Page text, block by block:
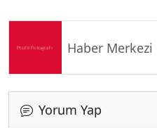
Haber Merkezi
Yorum Yap